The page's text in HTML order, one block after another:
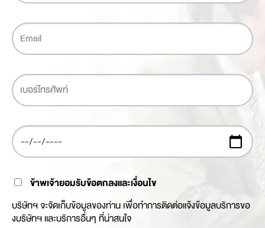
ข้าพเจ้ายอมรับข้อตกลงและเงื่อนไข
บริษัทฯ จะจัดเก็บข้อมูลของท่าน เพื่อทำการติดต่อแจ้งข้อมูลบริการขอ
งบริษัทฯ และบริการอื่นๆ ที่น่าสนใจ